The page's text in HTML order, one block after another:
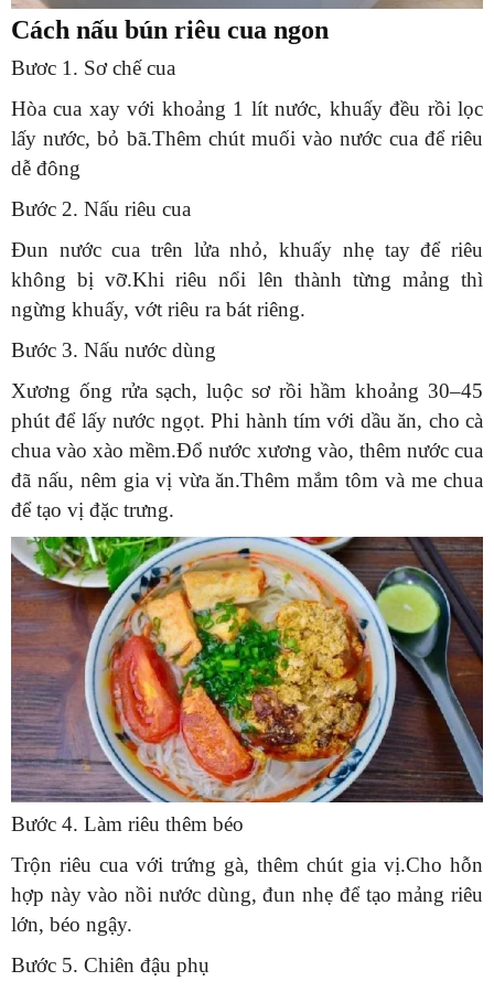
Cách nấu bún riêu cua ngon
Bươc 1. Sơ chế cua
Hòa cua xay với khoảng 1 lít nước, khuấy đều rồi lọc
lấy nước, bỏ bã.Thêm chút muối vào nước cua để riêu
dễ đông
Bước 2. Nấu riêu cua
Đun nước cua trên lửa nhỏ, khuấy nhẹ tay để riêu
không bị vỡ.Khi riêu nổi lên thành từng mảng thì
ngừng khuấy, vớt riêu ra bát riêng.
Bước 3. Nấu nước dùng
Xương ống rửa sạch, luộc sơ rồi hầm khoảng 30–45
phút để lấy nước ngọt. Phi hành tím với dầu ăn, cho cà
chua vào xào mềm.Đổ nước xương vào, thêm nước cua
đã nấu, nêm gia vị vừa ăn.Thêm mắm tôm và me chua
để tạo vị đặc trưng.
Bước 4. Làm riêu thêm béo
Trộn riêu cua với trứng gà, thêm chút gia vị.Cho hỗn
hợp này vào nồi nước dùng, đun nhẹ để tạo mảng riêu
lớn, béo ngậy.
Bước 5. Chiên đậu phụ